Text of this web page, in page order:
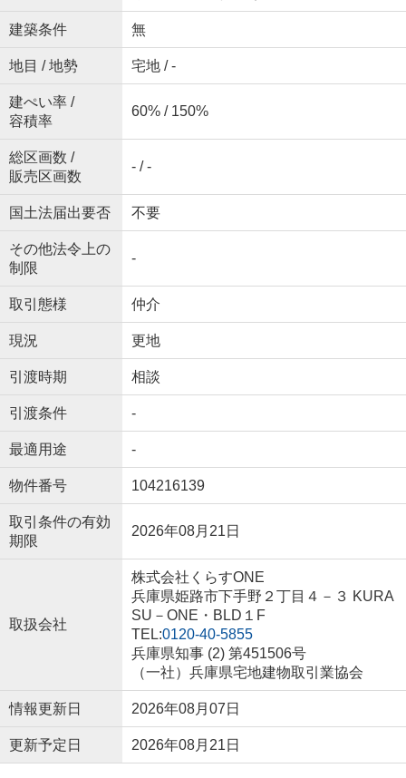
建築条件 無
地目 / 地勢 宅地 / -
建ぺい率 /
容積率
60% / 150%
総区画数 /
販売区画数
- / -
国土法届出要否 不要
その他法令上の
制限
-
取引態様 仲介
現況 更地
引渡時期 相談
引渡条件 -
最適用途 -
物件番号 104216139
取引条件の有効
期限
2026年08月21日
取扱会社
株式会社くらすONE
兵庫県姫路市下手野２丁目４－３ KURA
SU－ONE・BLD１F
TEL:0120-40-5855
兵庫県知事 (2) 第451506号
（一社）兵庫県宅地建物取引業協会
情報更新日 2026年08月07日
更新予定日 2026年08月21日